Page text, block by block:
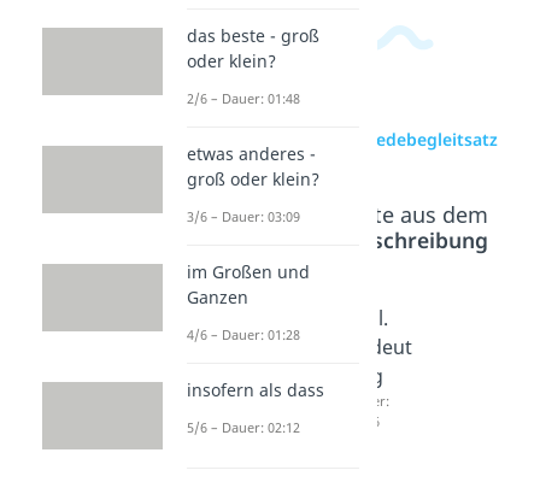
zur Videoseite: Redebegleitsatz
Beliebte Inhalte aus dem
Rechtschreibung
he
Satzzei
chen
ungen
04:10
zzgl.
Bedeut
ung
Dauer:
02:36
das beste - groß
oder klein?
2/6 – Dauer: 01:48
etwas anderes -
groß oder klein?
3/6 – Dauer: 03:09
im Großen und
Ganzen
4/6 – Dauer: 01:28
insofern als dass
5/6 – Dauer: 02:12